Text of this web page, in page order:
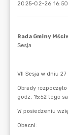
2025-02-26 16:50